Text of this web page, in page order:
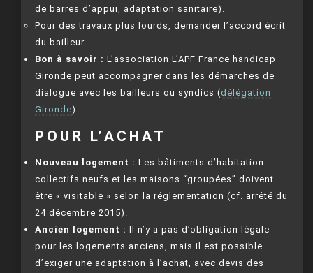
de barres d’appui, adaptation sanitaire).
Pour des travaux plus lourds, demander l’accord écrit
du bailleur.
Bon à savoir : L’association L’APF France handicap
Gironde peut accompagner dans les démarches de
dialogue avec les bailleurs ou syndics (délégation
Gironde).
POUR L’ACHAT
Nouveau logement : Les bâtiments d’habitation
collectifs neufs et les maisons “groupées” doivent
être « visitable » selon la réglementation (cf. arrêté du
24 décembre 2015).
Ancien logement : Il n’y a pas d’obligation légale
pour les logements anciens, mais il est possible
d’exiger une adaptation à l’achat, avec devis des